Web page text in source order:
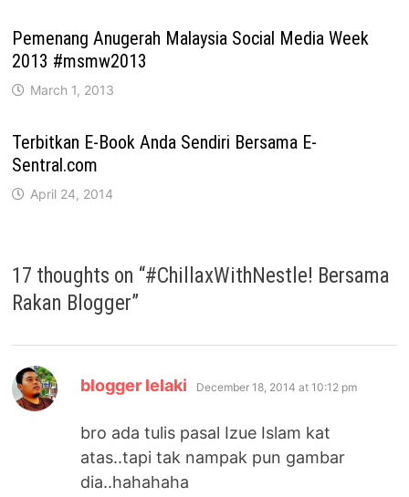
Pemenang Anugerah Malaysia Social Media Week
2013 #msmw2013
March 1, 2013
Terbitkan E-Book Anda Sendiri Bersama E-
Sentral.com
April 24, 2014
17 thoughts on “#ChillaxWithNestle! Bersama
Rakan Blogger”
blogger lelaki says:
December 18, 2014 at 10:12 pm
bro ada tulis pasal Izue Islam kat
atas..tapi tak nampak pun gambar
dia..hahahaha